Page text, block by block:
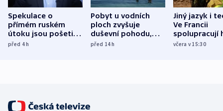
Spekulace o
přímém ruském
útoku jsou pošetilé,
míní estonský
před 4h
Pobyt u vodních
ploch zvyšuje
duševní pohodu,
ukázala
před 14h
Jiný jazyk i
Ve Francii
spolupracují
různých zemí
včera v 15:30